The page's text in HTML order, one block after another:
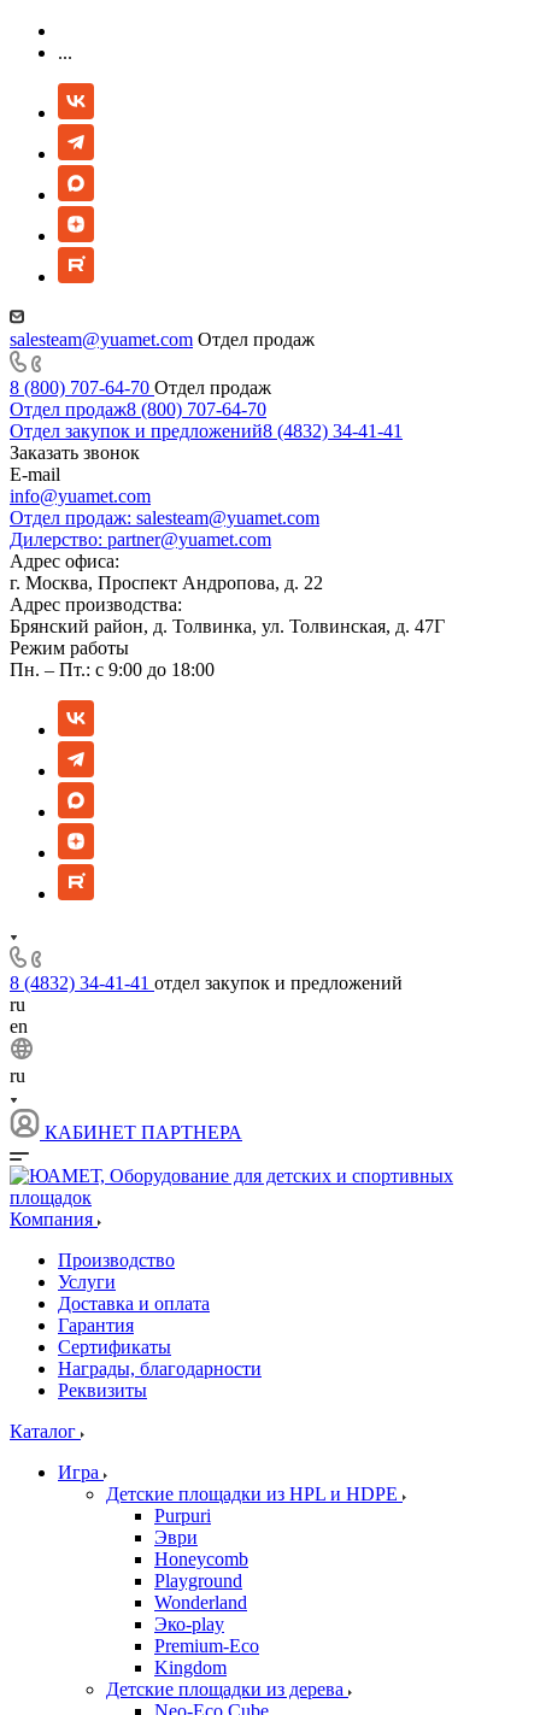
...
salesteam@yuamet.com Отдел продаж
8 (800) 707-64-70 Отдел продаж
Отдел продаж8 (800) 707-64-70
Отдел закупок и предложений8 (4832) 34-41-41
Заказать звонок
E-mail
info@yuamet.com
Отдел продаж: salesteam@yuamet.com
Дилерство: partner@yuamet.com
Адрес офиса:
г. Москва, Проспект Андропова, д. 22
Адрес производства:
Брянский район, д. Толвинка, ул. Толвинская, д. 47Г
Режим работы
Пн. – Пт.: с 9:00 до 18:00
8 (4832) 34-41-41 отдел закупок и предложений
ru
en
ru
КАБИНЕТ ПАРТНЕРА
Компания
Производство
Услуги
Доставка и оплата
Гарантия
Сертификаты
Награды, благодарности
Реквизиты
Каталог
Игра
Детские площадки из HPL и HDPE
Purpuri
Эври
Honeycomb
Playground
Wonderland
Эко-play
Premium-Eco
Kingdom
Детские площадки из дерева
Neo-Eco Cube